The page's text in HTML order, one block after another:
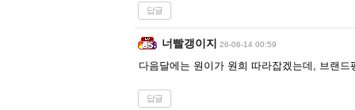
답글
너빨갱이지 26-06-14 00:59
다음달에는 원이가 원희 따라잡겠는데, 브랜드
답글